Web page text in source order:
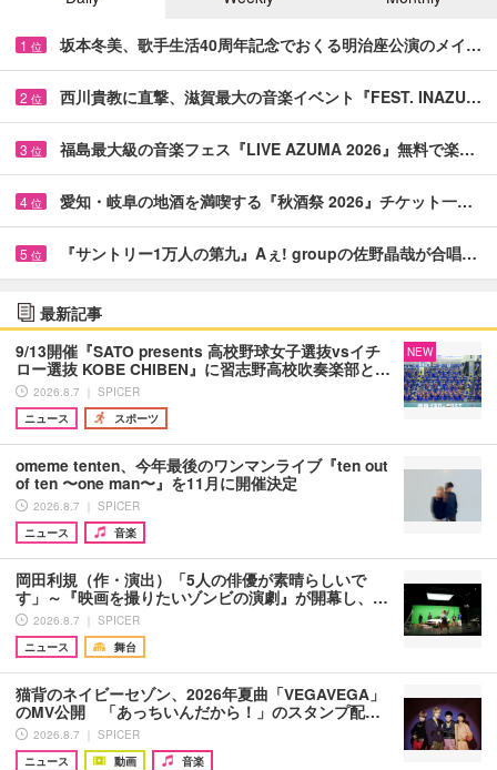
1 位 坂本冬美、歌手生活40周年記念でおくる明治座公演のメイ…
2 位 西川貴教に直撃、滋賀最大の音楽イベント『FEST. INAZU…
3 位 福島最大級の音楽フェス『LIVE AZUMA 2026』無料で楽…
4 位 愛知・岐阜の地酒を満喫する『秋酒祭 2026』チケット一…
5 位 『サントリー1万人の第九』Aぇ! groupの佐野晶哉が合唱…
最新記事
9/13開催『SATO presents 高校野球女子選抜vsイチ
ロー選抜 KOBE CHIBEN』に習志野高校吹奏楽部と…
2026.8.7 ｜ SPICER
ニュース
スポーツ
NEW
omeme tenten、今年最後のワンマンライブ『ten out
of ten 〜one man〜』を11月に開催決定
2026.8.7 ｜ SPICER
ニュース
音楽
岡田利規（作・演出）「5人の俳優が素晴らしいで
す」～『映画を撮りたいゾンビの演劇』が開幕し、…
2026.8.7 ｜ SPICER
ニュース
舞台
猫背のネイビーセゾン、2026年夏曲「VEGAVEGA」
のMV公開 「あっちいんだから！」のスタンプ配…
2026.8.7 ｜ SPICER
ニュース
動画 音楽